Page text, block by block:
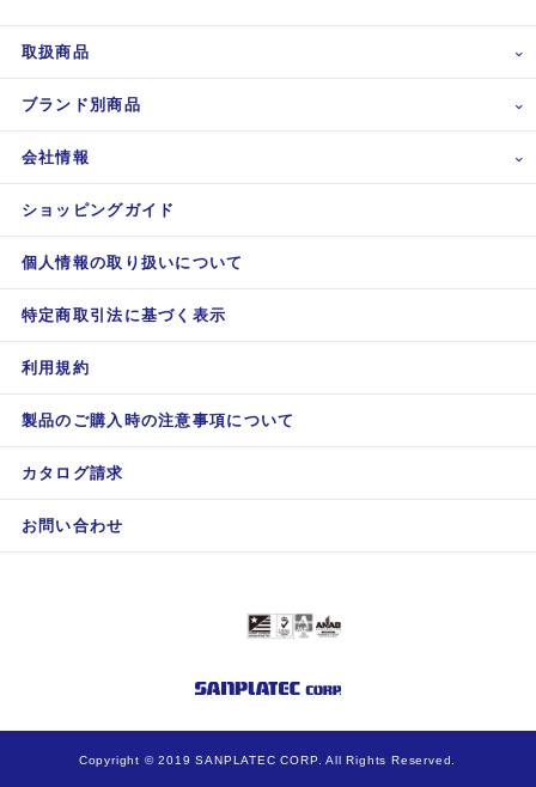
取扱商品
ブランド別商品
会社情報
ショッピングガイド
個人情報の取り扱いについて
特定商取引法に基づく表示
利用規約
製品のご購入時の注意事項について
カタログ請求
お問い合わせ
Copyright © 2019 SANPLATEC CORP. All Rights Reserved.